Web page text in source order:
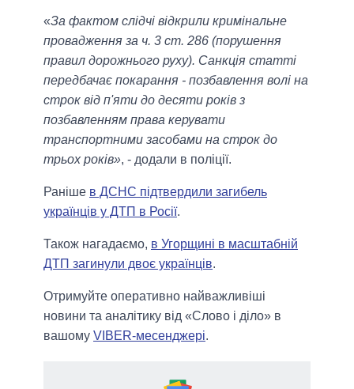
«За фактом слідчі відкрили кримінальне
провадження за ч. 3 ст. 286 (порушення
правил дорожнього руху). Санкція статті
передбачає покарання - позбавлення волі на
строк від п'яти до десяти років з
позбавленням права керувати
транспортними засобами на строк до
трьох років», - додали в поліції.
Раніше в ДСНС підтвердили загибель
українців у ДТП в Росії.
Також нагадаємо, в Угорщині в масштабній
ДТП загинули двоє українців.
Отримуйте оперативно найважливіші
новини та аналітику від «Слово і діло» в
вашому VIBER-месенджері.